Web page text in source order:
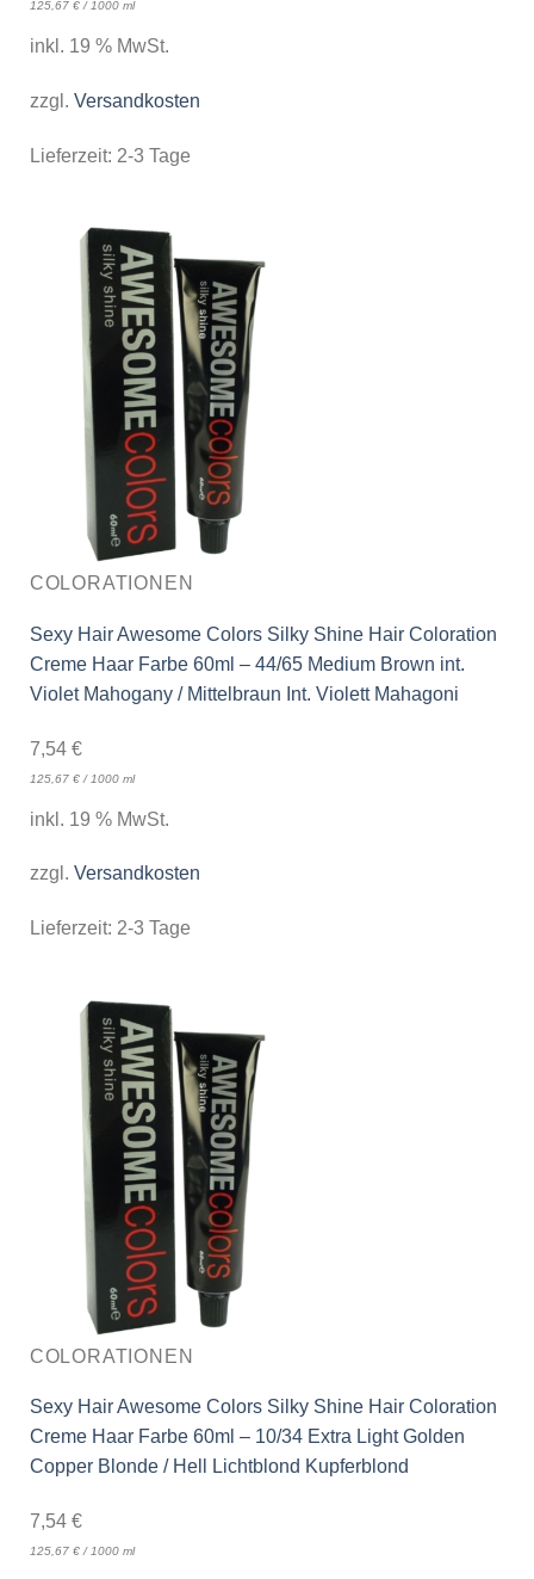
125,67 €/ 1000 ml
inkl. 19 % MwSt.
zzgl. Versandkosten
Lieferzeit: 2-3 Tage
COLORATIONEN
Sexy Hair Awesome Colors Silky Shine Hair Coloration
Creme Haar Farbe 60ml – 44/65 Medium Brown int.
Violet Mahogany / Mittelbraun Int. Violett Mahagoni
7,54 €
125,67 €/ 1000 ml
inkl. 19 % MwSt.
zzgl. Versandkosten
Lieferzeit: 2-3 Tage
COLORATIONEN
Sexy Hair Awesome Colors Silky Shine Hair Coloration
Creme Haar Farbe 60ml – 10/34 Extra Light Golden
Copper Blonde / Hell Lichtblond Kupferblond
7,54 €
125,67 €/ 1000 ml